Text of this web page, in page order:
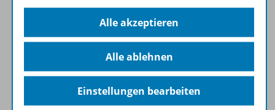
Zugehörige Produkte
Benachrichtigungs-Service
Alle akzeptieren
Alle ablehnen
Einstellungen bearbeiten